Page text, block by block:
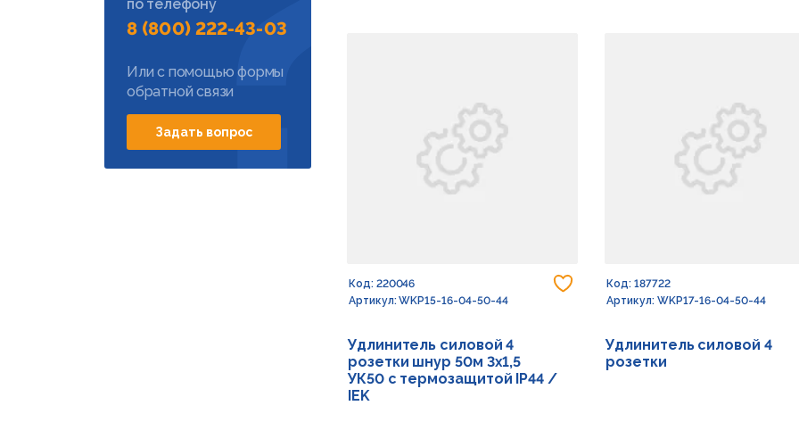
по телефону
8 (800) 222-43-03
Или с помощью формы
обратной связи
Задать вопрос
Добавить в избранное
Код: 220046
Артикул: WKP15-16-04-50-44
Удлинитель силовой 4
розетки шнур 50м 3х1,5
УК50 с термозащитой IP44 /
IEK
Код: 187722
Артикул: WKP17-16-04-50-44
Удлинитель силовой 4
розетки